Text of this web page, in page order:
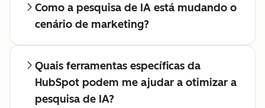
Como a pesquisa de IA está mudando o
cenário de marketing?
Quais ferramentas específicas da
HubSpot podem me ajudar a otimizar a
pesquisa de IA?